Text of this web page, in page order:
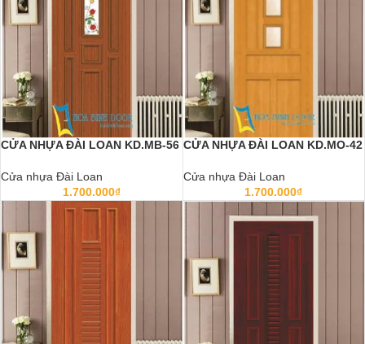
CỬA NHỰA ĐÀI LOAN KD.MB-56
Cửa nhựa Đài Loan
1.700.000₫
CỬA NHỰA ĐÀI LOAN KD.MO-42
Cửa nhựa Đài Loan
1.700.000₫